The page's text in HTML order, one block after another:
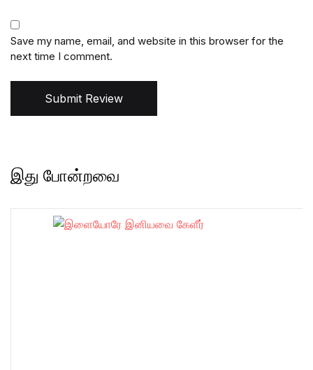
Save my name, email, and website in this browser for the
next time I comment.
Submit Review
இது போன்றவை